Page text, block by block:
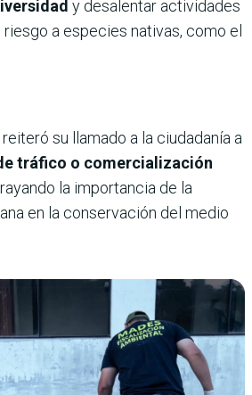
y desalentar actividades
a especies nativas, como el
su llamado a la ciudadanía a
tráfico o comercialización
la importancia de la
en la conservación del medio